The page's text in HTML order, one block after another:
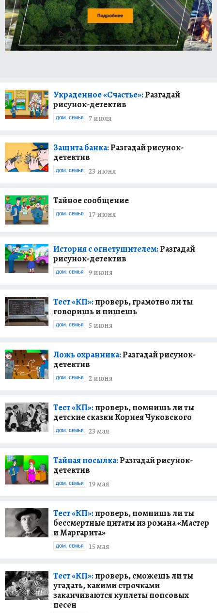
Украденное «Счастье»:Разгадай
рисунок-детектив
7 июля
ДОМ. СЕМЬЯ
Защита банка:Разгадай рисунок-
детектив
23 июня
ДОМ. СЕМЬЯ
Тайное сообщение
17 июня
ДОМ. СЕМЬЯ
История с огнетушителем:Разгадай
рисунок-детектив
9 июня
ДОМ. СЕМЬЯ
Тест «КП»:проверь, грамотно ли ты
говоришь и пишешь
5 июня
ДОМ. СЕМЬЯ
Ложь охранника:Разгадай рисунок-
детектив
2 июня
ДОМ. СЕМЬЯ
Тест «КП»:проверь, помнишь ли ты
детские сказки Корнея Чуковского
23 мая
ДОМ. СЕМЬЯ
Тайная посылка:Разгадай рисунок-
детектив
19 мая
ДОМ. СЕМЬЯ
Тест «КП»:проверь, помнишь ли ты
бессмертные цитаты из романа «Мастер
и Маргарита»
15 мая
ДОМ. СЕМЬЯ
Тест «КП»:проверь, сможешь ли ты
угадать, какими строчками
заканчиваются куплеты попсовых
песен